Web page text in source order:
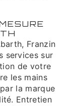
Franzin
services sur
de votre
les mains
la marque
Entretien